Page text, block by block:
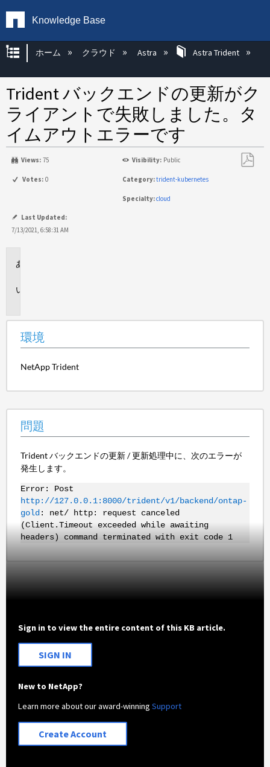
Knowledge Base
グローバル階層を展開/折りたたむ
ホーム クラウド Astra Astra Trident
Trident バックエンドの更新がク
ライアントで失敗しました。タ
イムアウトエラーです
Views: 75 Visibility: Public
Votes: 0 Category:trident-kubernetes
Specialty:cloud
Last Updated:
7/13/2021, 6:58:31 AM
環境
NetApp Trident
問題
Trident バックエンドの更新 / 更新処理中に、次のエラーが
発生します。
Error: Post
http://127.0.0.1:8000/trident/v1/backend/ontap-
gold: net/ http: request canceled
(Client.Timeout exceeded while awaiting
headers) command terminated with exit code 1
Sign in to view the entire content of this KB article.
SIGN IN
New to NetApp?
Learn more about our award-winningSupport
Create Account